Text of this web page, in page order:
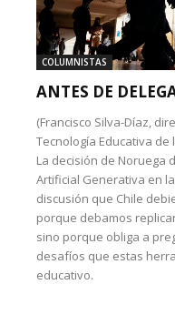
COLUMNISTAS
ANTES DE
(Francisco Silva-Díaz,
Tecnología Educativa de
La decisión de Noruega
Artificial Generativa en
discusión que Chile
porque debamos
sino porque obliga a
desafíos que estas
educativo.